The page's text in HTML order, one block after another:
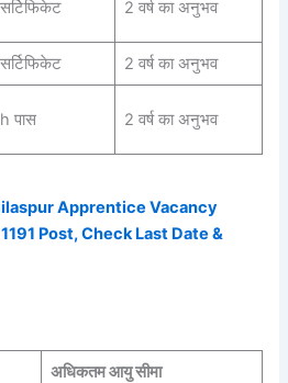
2 वर्ष का अनुभव
2 वर्ष का अनुभव
पास 2 वर्ष का अनुभव
Apprentice Vacancy
Post, Check Last Date &
अधिकतम आयु सीमा